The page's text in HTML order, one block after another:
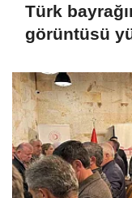
Türk
görüntüsü